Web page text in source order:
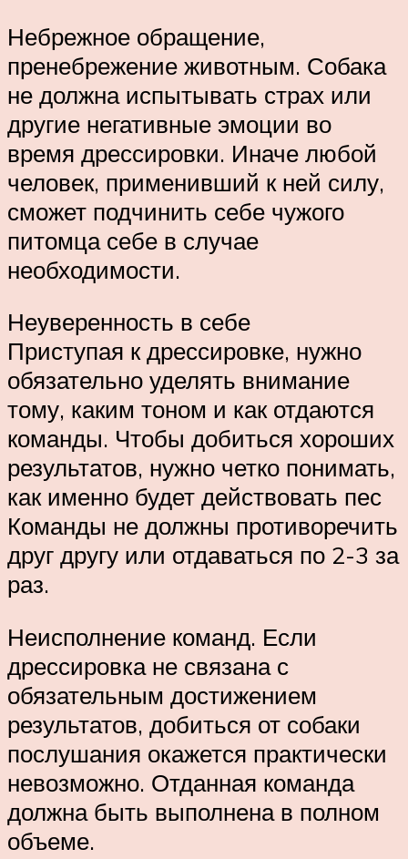
Небрежное обращение,
пренебрежение животным. Собака
не должна испытывать страх или
другие негативные эмоции во
время дрессировки. Иначе любой
человек, применивший к ней силу,
сможет подчинить себе чужого
питомца себе в случае
необходимости.
Неуверенность в себе
Приступая к дрессировке, нужно
обязательно уделять внимание
тому, каким тоном и как отдаются
команды. Чтобы добиться хороших
результатов, нужно четко понимать,
как именно будет действовать пес
Команды не должны противоречить
друг другу или отдаваться по 2-3 за
раз.
Неисполнение команд. Если
дрессировка не связана с
обязательным достижением
результатов, добиться от собаки
послушания окажется практически
невозможно. Отданная команда
должна быть выполнена в полном
объеме.